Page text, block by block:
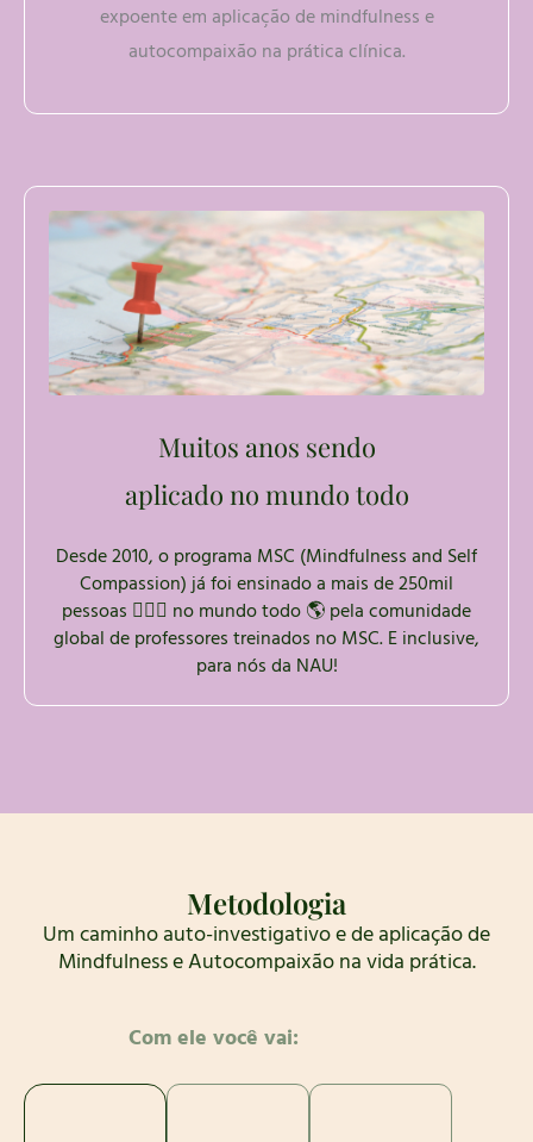
expoente em aplicação de mindfulness e
autocompaixão na prática clínica.
Muitos anos sendo
aplicado no mundo todo
Desde 2010, o programa MSC (Mindfulness and Self
Compassion) já foi ensinado a mais de 250mil
pessoas 🧘🏽‍♀️ no mundo todo 🌎 pela comunidade
global de professores treinados no MSC. E inclusive,
para nós da NAU!
Metodologia
Um caminho auto-investigativo e de aplicação de
Mindfulness e Autocompaixão na vida prática.
Com ele você vai: